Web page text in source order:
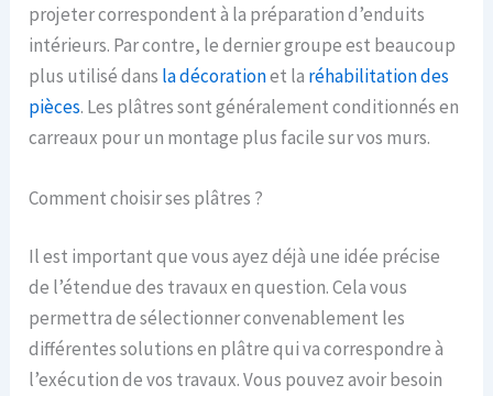
projeter correspondent à la préparation d’enduits
intérieurs. Par contre, le dernier groupe est beaucoup
plus utilisé dans la décorationet la réhabilitation des
pièces. Les plâtres sont généralement conditionnés en
carreaux pour un montage plus facile sur vos murs.
Comment choisir ses plâtres ?
Il est important que vous ayez déjà une idée précise
de l’étendue des travaux en question. Cela vous
permettra de sélectionner convenablement les
différentes solutions en plâtre qui va correspondre à
l’exécution de vos travaux. Vous pouvez avoir besoin